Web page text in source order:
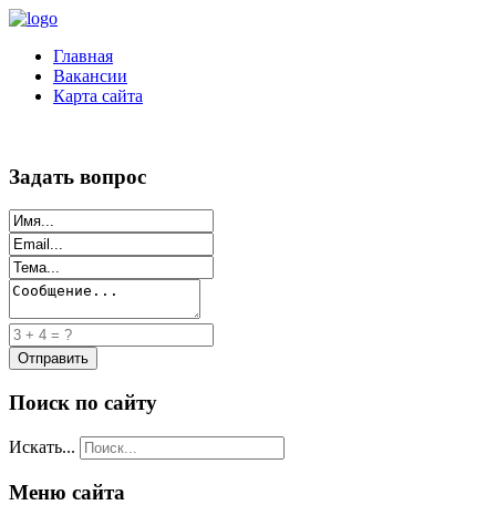
Главная
Вакансии
Карта сайта
Задать вопрос
Поиск по сайту
Искать...
Меню сайта